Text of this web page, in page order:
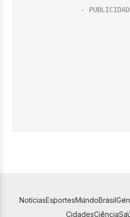
NotíciasEsportesMundoBrasil
CidadesCiência